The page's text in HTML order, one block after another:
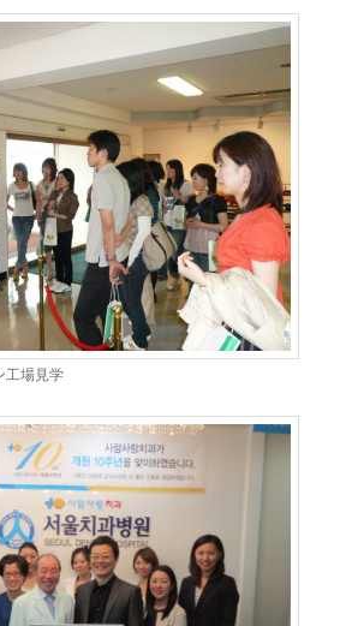
工場見学